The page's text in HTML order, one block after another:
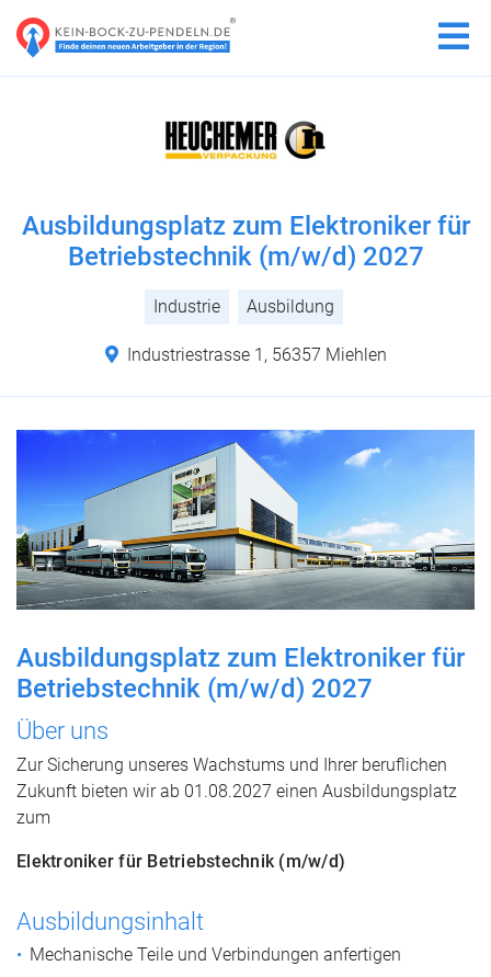
Ausbildungsplatz zum Elektroniker für
Betriebstechnik (m/w/d) 2027
Industrie Ausbildung
Industriestrasse 1, 56357 Miehlen
Ausbildungsplatz zum Elektroniker für
Betriebstechnik (m/w/d) 2027
Über uns
Zur Sicherung unseres Wachstums und Ihrer beruflichen
Zukunft bieten wir ab 01.08.2027 einen Ausbildungsplatz
zum
Elektroniker für Betriebstechnik (m/w/d)
Ausbildungsinhalt
Mechanische Teile und Verbindungen anfertigen